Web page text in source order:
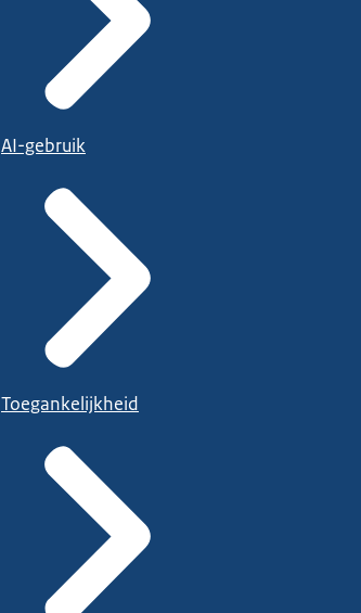
AI-gebruik
Toegankelijkheid